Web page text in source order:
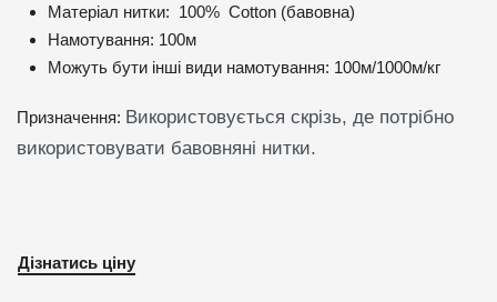
Матеріал нитки: 100% Cotton (бавовна)
Намотування: 100м
Можуть бути інші види намотування: 100м/1000м/кг
Призначення: Використовується скрізь, де потрібно
використовувати бавовняні нитки.
Дізнатись ціну